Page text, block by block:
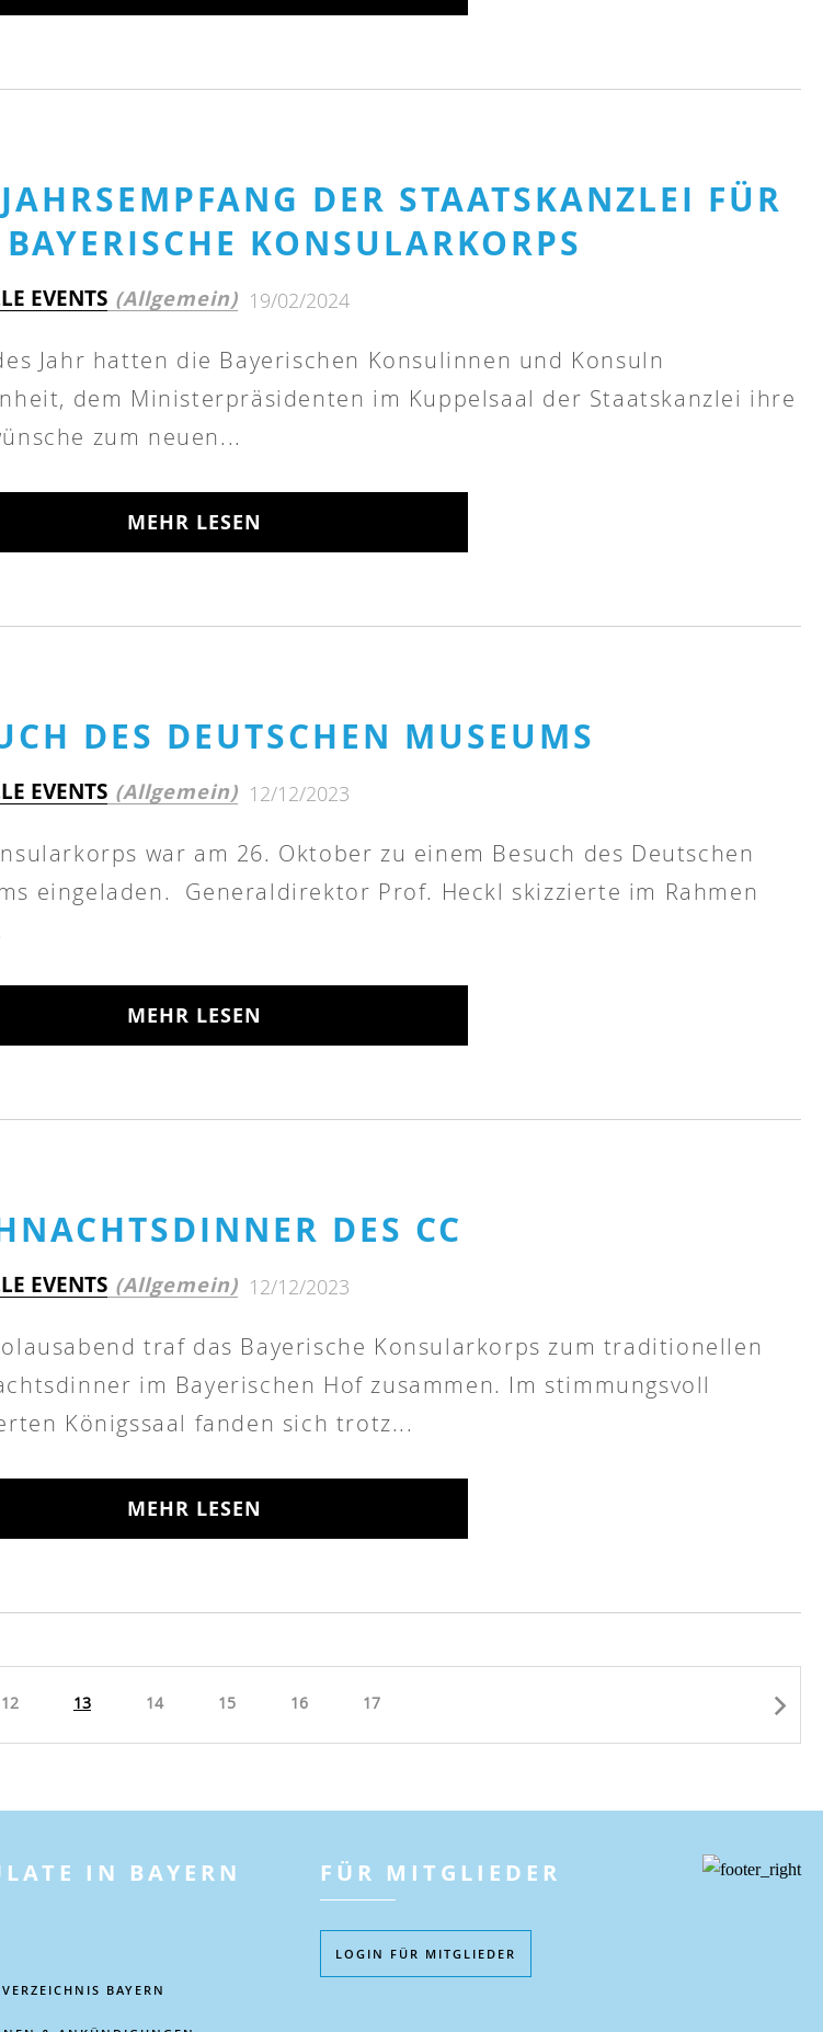
DER STAATSKANZLEI FÜR
KONSULARKORPS
EVENTS (Allgemein) 19/02/2024
Jahr hatten die Bayerischen Konsulinnen und Konsuln
dem Ministerpräsidenten im Kuppelsaal der Staatskanzlei ihre
zum neuen...
MEHR LESEN
DES DEUTSCHEN MUSEUMS
EVENTS (Allgemein) 12/12/2023
war am 26. Oktober zu einem Besuch des Deutschen
eingeladen. Generaldirektor Prof. Heckl skizzierte im Rahmen
MEHR LESEN
DES CC
EVENTS (Allgemein) 12/12/2023
traf das Bayerische Konsularkorps zum traditionellen
im Bayerischen Hof zusammen. Im stimmungsvoll
Königssaal fanden sich trotz...
MEHR LESEN
12 13 14 15 16 17
IN BAYERN
BAYERN
FÜR MITGLIEDER
LOGIN FÜR MITGLIEDER